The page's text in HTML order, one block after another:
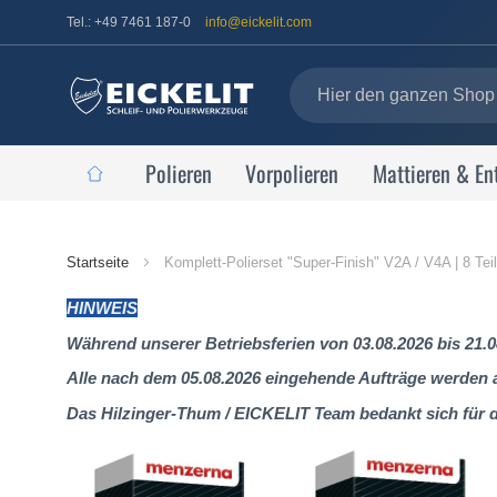
Tel.: +49 7461 187-0 info@eickelit.com
Polieren Vorpolieren Mattieren &
Startseite Komplett-Polierset "Super-Finish" V2A / V4A | 8
HINWEIS
Während unserer Betriebsferien von 03.08.2026 bis
Alle nach dem 05.08.2026 eingehende Aufträge
Das Hilzinger-Thum / EICKELIT Team bedankt sich für